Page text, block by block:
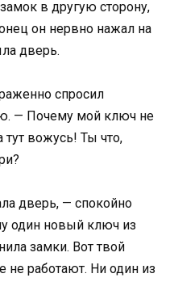
в другую сторону,
он нервно нажал на
дверь.
спросил
— Почему мой ключ не
тут вожусь! Ты что,
дверь, — спокойно
один новый ключ из
замки. Вот твой
работают. Ни один из